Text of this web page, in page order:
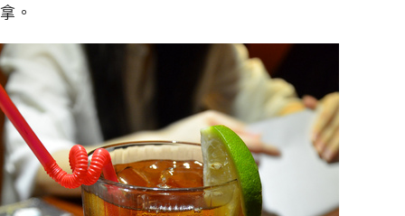
拿。